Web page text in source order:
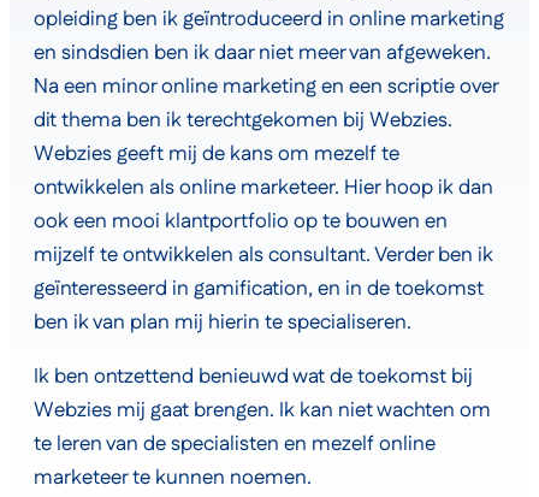
opleiding ben ik geïntroduceerd in online marketing
en sindsdien ben ik daar niet meer van afgeweken.
Na een minor online marketing en een scriptie over
dit thema ben ik terechtgekomen bij Webzies.
Webzies geeft mij de kans om mezelf te
ontwikkelen als online marketeer. Hier hoop ik dan
ook een mooi klantportfolio op te bouwen en
mijzelf te ontwikkelen als consultant. Verder ben ik
geïnteresseerd in gamification, en in de toekomst
ben ik van plan mij hierin te specialiseren.
Ik ben ontzettend benieuwd wat de toekomst bij
Webzies mij gaat brengen. Ik kan niet wachten om
te leren van de specialisten en mezelf online
marketeer te kunnen noemen.